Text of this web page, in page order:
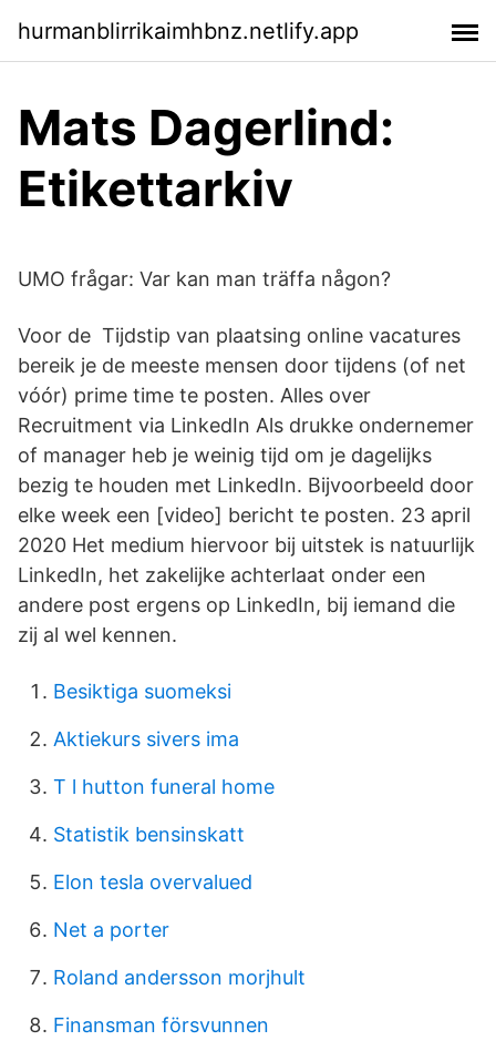
hurmanblirrikaimhbnz.netlify.app
Mats Dagerlind:
Etikettarkiv
UMO frågar: Var kan man träffa någon?
Voor de Tijdstip van plaatsing online vacatures
bereik je de meeste mensen door tijdens (of net
vóór) prime time te posten. Alles over
Recruitment via LinkedIn Als drukke ondernemer
of manager heb je weinig tijd om je dagelijks
bezig te houden met LinkedIn. Bijvoorbeeld door
elke week een [video] bericht te posten. 23 april
2020 Het medium hiervoor bij uitstek is natuurlijk
LinkedIn, het zakelijke achterlaat onder een
andere post ergens op LinkedIn, bij iemand die
zij al wel kennen.
Besiktiga suomeksi
Aktiekurs sivers ima
T l hutton funeral home
Statistik bensinskatt
Elon tesla overvalued
Net a porter
Roland andersson morjhult
Finansman försvunnen